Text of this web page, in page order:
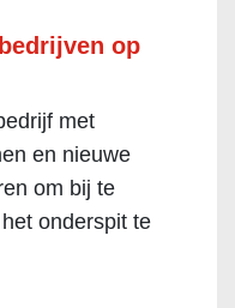
op
met
en nieuwe
om bij te
onderspit te